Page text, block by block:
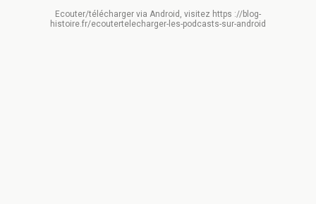
Ecouter/télécharger via Android, visitez https ://blog-
histoire.fr/ecoutertelecharger-les-podcasts-sur-android